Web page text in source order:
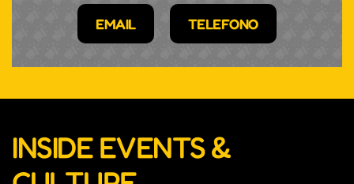
EMAIL TELEFONO
INSIDE EVENTS &